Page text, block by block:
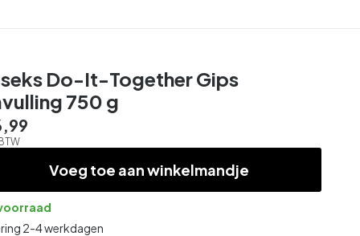
Do-It-Together Gips
750 g
Voeg toe aan winkelmandje
2-4 werkdagen